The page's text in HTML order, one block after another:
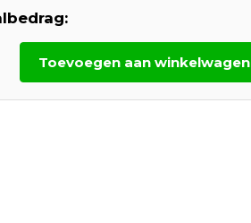
Toevoegen aan winkelwagen